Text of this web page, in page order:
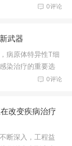
元，为全球数千
0评论
武器
病原体特异性T细
染治疗的重要选
从自体细胞到通
美元，成为细胞
0评论
改变疾病治疗
断深入，工程益